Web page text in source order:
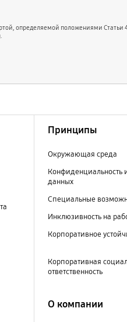
определяемой положениями Статьи
Принципы
Окружающая среда
Конфиденциальность
данных
Специальные
Инклюзивность на
Корпоративное
Корпоративная
ответственность
О компании